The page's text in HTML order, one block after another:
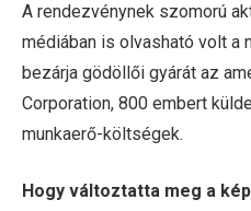
A rendezvénynek szomorú
médiában is olvasható volt a
bezárja gödöllői gyárát az
Corporation, 800 embert
munkaerő-költségek.
Hogy változtatta meg a